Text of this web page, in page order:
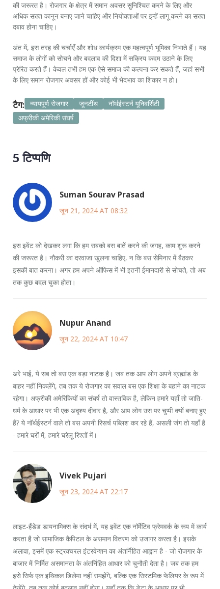
की जरूरत है। रोजगार के क्षेत्र में समान अवसर सुनिश्चित करने के लिए और
अधिक सख्त कानून बनाए जाने चाहिए और नियोक्ताओं पर इन्हें लागू करने का सख्त
दबाव होना चाहिए।
अंत में, इस तरह की चर्चाएँ और शोध कार्यक्रम एक महत्वपूर्ण भूमिका निभाते हैं। यह
समाज के लोगों को सोचने और बदलाव की दिशा में सक्रिय कदम उठाने के लिए
प्रेरित करते हैं। केवल तभी हम एक ऐसे समाज की कल्पना कर सकते हैं, जहां सभी
के लिए समान रोजगार अवसर हों और कोई भी भेदभाव का शिकार न हो।
टैग: न्यायपूर्ण रोजगार जूनटींथ
नॉर्थईस्टर्न यूनिवर्सिटी
अफ्रीकी अमेरिकी संघर्ष
5 टिप्पणि
Suman Sourav Prasad
जून 21, 2024 AT 08:32
इस इवेंट को देखकर लगा कि हम सबको बस बातें करने की जगह, काम शुरू करने
की जरूरत है। नौकरी का दरवाजा खुलना चाहिए, न कि बस सेमिनार में बैठकर
इसकी बात करना। अगर हम अपने ऑफिस में भी इतनी ईमानदारी से सोचते, तो अब
तक कुछ बदल चुका होता।
Nupur Anand
जून 22, 2024 AT 10:47
अरे भाई, ये सब तो बस एक बड़ा नाटक है। जब तक आप लोग अपने ब्रह्मांड के
बाहर नहीं निकलेंगे, तब तक ये रोजगार का सवाल बस एक शिक्षा के बहाने का नाटक
रहेगा। अफ्रीकी अमेरिकियों का संघर्ष तो वास्तविक है, लेकिन हमारे यहाँ तो जाति-
धर्म के आधार पर भी एक अदृश्य दीवार है, और आप लोग उस पर चुप्पी क्यों बनाए हुए
हैं? ये नॉर्थईस्टर्न वाले तो बस अपनी रिसर्च पब्लिश कर रहे हैं, असली जंग तो यहाँ है
- हमारे घरों में, हमारे घरेलू रिश्तों में।
Vivek Pujari
जून 23, 2024 AT 22:17
लाइट-हैंडेड डायनामिक्स के संदर्भ में, यह इवेंट एक नॉर्मेटिव फ्रेमवर्क के रूप में कार्य
करता है जो सामाजिक कैपिटल के असमान वितरण को उजागर करता है। इसके
अलावा, इसमें एक स्ट्रक्चरल इंटरवेन्शन का अंतर्निहित आह्वान है - जो रोजगार के
बाजार में निर्मित असमानता के अंतर्निहित आधार को चुनौती देता है। जब तक हम
इसे सिर्फ एक इथिकल डिलेमा नहीं समझेंगे, बल्कि एक सिस्टमिक फेलियर के रूप में